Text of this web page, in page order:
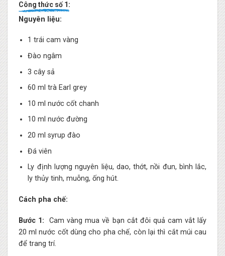
Công thức số 1:
Nguyên liệu:
1 trái cam vàng
Đào ngâm
3 cây sả
60 ml trà Earl grey
10 ml nước cốt chanh
10 ml nước đường
20 ml syrup đào
Đá viên
Ly định lượng nguyên liệu, dao, thớt, nồi đun, bình lắc,
ly thủy tinh, muỗng, ống hút.
Cách pha chế:
Bước 1:
Cam vàng mua về bạn cắt đôi quả cam vắt lấy
20 ml nước cốt dùng cho pha chế, còn lại thì cắt múi cau
để trang trí.